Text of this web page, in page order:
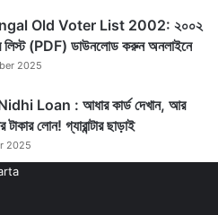
Old Voter List 2002: ২০০২
লিস্ট (PDF) ডাউনলোড করুন অনলাইনে
2025
Loan : আধার কার্ড দেখান, আর
লোন! গ্যারান্টার ছাড়াই
2025